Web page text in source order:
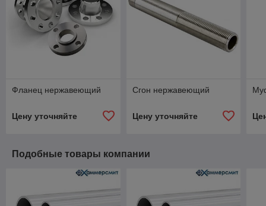
Фланец нержавеющий
Цену уточняйте
Сгон нержавеющий
Цену уточняйте
Подобные товары компании